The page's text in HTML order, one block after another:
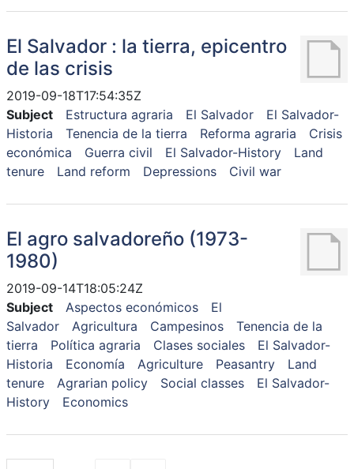
El Salvador : la tierra, epicentro
de las crisis
2019-09-18T17:54:35Z
Subject
Estructura agraria El Salvador
El Salvador-
Historia
Tenencia de la tierra Reforma agraria
Crisis
económica
Guerra civil El Salvador-History
Land
tenure
Land reform Depressions Civil war
El agro salvadoreño (1973-
1980)
2019-09-14T18:05:24Z
Subject
Aspectos económicos
El
Salvador
Agricultura Campesinos
Tenencia de la
tierra
Política agraria Clases sociales
El Salvador-
Historia
Economía Agriculture Peasantry
Land
tenure
Agrarian policy Social classes
El Salvador-
History
Economics